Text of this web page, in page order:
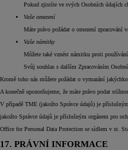
Pokud zjistíte ve svých Osobních údajích
Vaše omezení
Máte právo požádat o omezení zpracování
Vaše námitky
Můžete také vznést námitku proti
Svůj souhlas s dalším Zpracováním
Kromě toho nás můžete požádat o vymazání
A konečně upozorňujeme, že máte právo podat
V případě TME (jakožto Správce údajů) je
jakožto Správce údajů je příslušným orgánem pro
Office for Personal Data Protection se sídlem v st.
17. PRÁVNÍ INFORMACE